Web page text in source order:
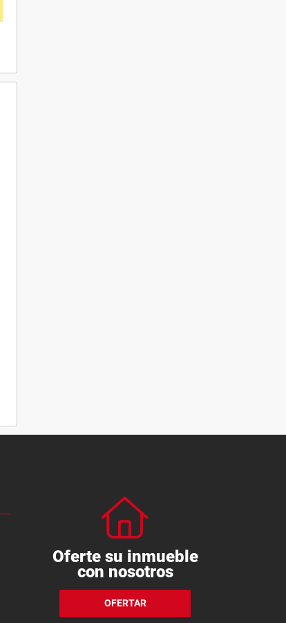
Oferte su inmueble
con nosotros
OFERTAR